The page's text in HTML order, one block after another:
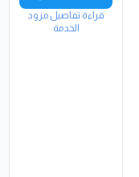
قراءة تفاصيل مزود
الخدمة